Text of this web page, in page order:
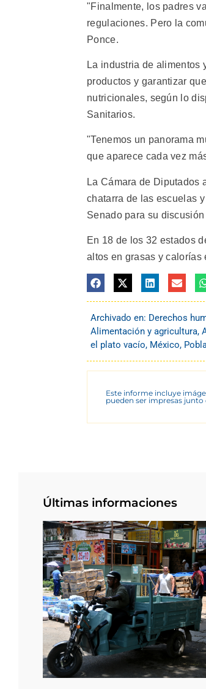
"Finalmente, los padres
regulaciones. Pero la
Ponce.
La industria de alimentos
productos y garantizar
nutricionales, según lo
Sanitarios.
"Tenemos un panorama
que aparece cada vez
La Cámara de Diputados
chatarra de las escuelas
Senado para su
En 18 de los 32 estados
altos en grasas y calorías
Archivado en: Derechos
Alimentación y agricultura,
el plato vacío, México,
Este informe incluye
pueden ser impresas
Últimas informaciones